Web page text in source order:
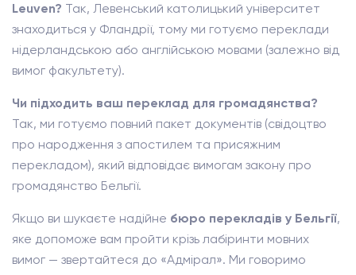
Leuven? Так, Левенський католицький університет
знаходиться у Фландрії, тому ми готуємо переклади
нідерландською або англійською мовами (залежно від
вимог факультету).
Чи підходить ваш переклад для громадянства?
Так, ми готуємо повний пакет документів (свідоцтво
про народження з апостилем та присяжним
перекладом), який відповідає вимогам закону про
громадянство Бельгії.
Якщо ви шукаєте надійне бюро перекладів у Бельгії,
яке допоможе вам пройти крізь лабіринти мовних
вимог — звертайтеся до «Адмірал». Ми говоримо